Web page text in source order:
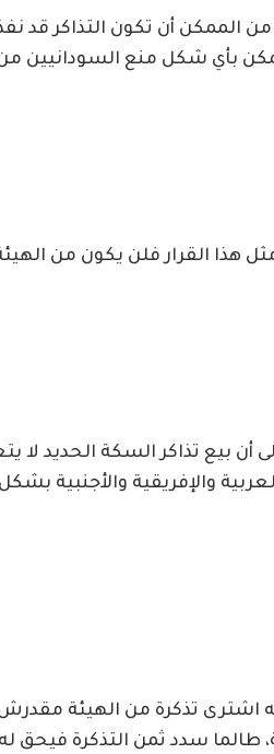
من الممكن أن تكون التذاكر
بأي شكل منع السودانيين
هذا القرار فلن يكون من
أن بيع تذاكر السكة الحديد
والإفريقية والأجنبية
اشترى تذكرة من الهيئة
طالما سدد ثمن التذكرة فيحق